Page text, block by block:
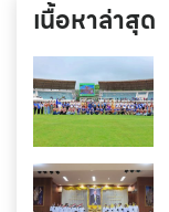
เนื้อหาล่าสุด